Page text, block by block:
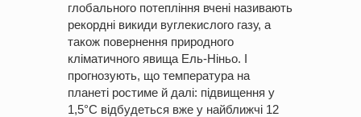
глобального потепління вчені називають
рекордні викиди вуглекислого газу, а
також повернення природного
кліматичного явища Ель-Ніньо. І
прогнозують, що температура на
планеті ростиме й далі: підвищення у
1,5°С відбудеться вже у найближчі 12